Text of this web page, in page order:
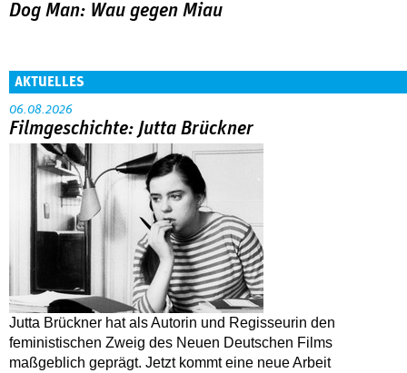
Dog Man: Wau gegen Miau
AKTUELLES
06.08.2026
Filmgeschichte: Jutta Brückner
Jutta Brückner hat als Autorin und Regisseurin den
feministischen Zweig des Neuen Deutschen Films
maßgeblich geprägt. Jetzt kommt eine neue Arbeit